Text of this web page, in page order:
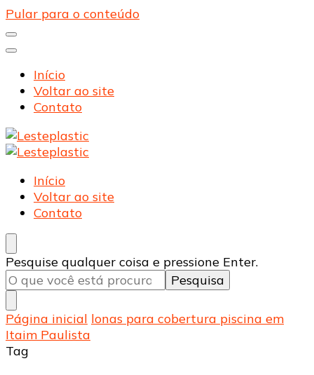
Pular para o conteúdo
Início
Voltar ao site
Contato
Lesteplastic
Blog – Lesteplastic
Lesteplastic
Blog – Lesteplastic
Início
Voltar ao site
Contato
Procurando
algo?
Pesquise qualquer coisa e pressione Enter.
Página inicial lonas para cobertura piscina em
Itaim Paulista
Tag